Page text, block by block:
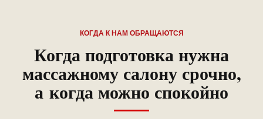
КОГДА К НАМ ОБРАЩАЮТСЯ
Когда подготовка нужна
массажному салону срочно,
а когда можно спокойно